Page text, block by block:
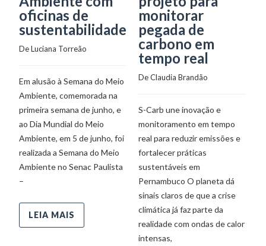
oficinas de
sustentabilidade
De Luciana Torreão
Em alusão à Semana do Meio
Ambiente, comemorada na
primeira semana de junho, e
ao Dia Mundial do Meio
Ambiente, em 5 de junho, foi
realizada a Semana do Meio
Ambiente no Senac Paulista
–
LEIA MAIS
monitorar
pegada de
carbono em
tempo real
De Claudia Brandão
S-Carb une inovação e
monitoramento em tempo
real para reduzir emissões e
fortalecer práticas
sustentáveis em
Pernambuco O planeta dá
sinais claros de que a crise
climática já faz parte da
realidade com ondas de calor
intensas,